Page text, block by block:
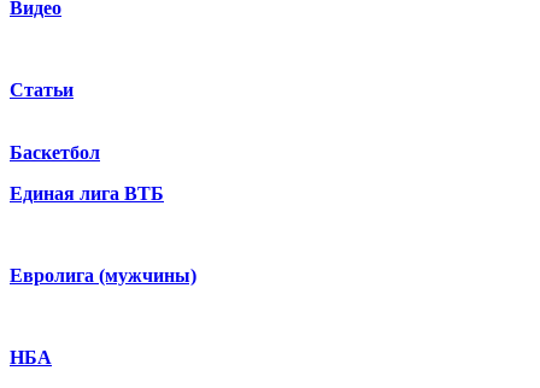
Видео
Статьи
Баскетбол
Единая лига ВТБ
Евролига (мужчины)
НБА